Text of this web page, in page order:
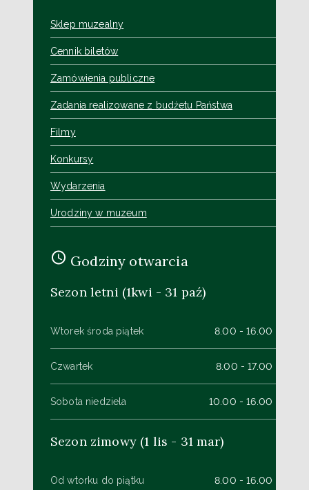
Sklep muzealny
Cennik biletów
Zamówienia publiczne
Zadania realizowane z budżetu Państwa
Filmy
Konkursy
Wydarzenia
Urodziny w muzeum
Godziny otwarcia
Sezon letni (1kwi - 31 paź)
Wtorek środa piątek 8.00 - 16.00
Czwartek 8.00 - 17.00
Sobota niedziela 10.00 - 16.00
Sezon zimowy (1 lis - 31 mar)
Od wtorku do piątku 8.00 - 16.00